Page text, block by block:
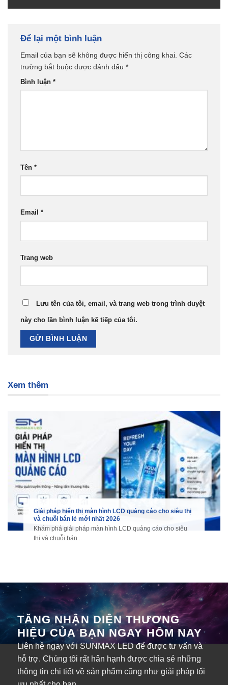
Để lại một bình luận
Email của bạn sẽ không được hiển thị công khai. Các
trường bắt buộc được đánh dấu *
Bình luận *
Tên *
Email *
Trang web
Lưu tên của tôi, email, và trang web trong trình duyệt
này cho lần bình luận kế tiếp của tôi.
Xem thêm
Giải pháp hiển thị màn hình LCD quảng cáo cho siêu thị
và chuỗi bán lẻ mới nhất 2026
Khám phá giải pháp màn hình LCD quảng cáo cho siêu
thị và chuỗi bán...
TĂNG NHẬN DIỆN THƯƠNG
HIỆU CỦA BẠN NGAY HÔM NAY
Liên hệ ngay với SUNMAX LED để được tư vấn và
hỗ trợ. Chúng tôi rất hân hạnh được chia sẻ những
thông tin chi tiết về sản phẩm cũng như giải pháp tối